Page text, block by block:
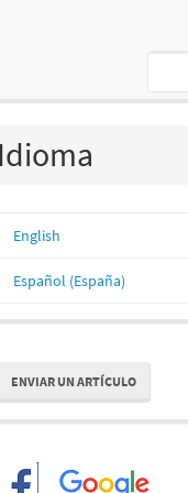
Idioma
English
Español (España)
ENVIAR UN ARTÍCULO
Redes